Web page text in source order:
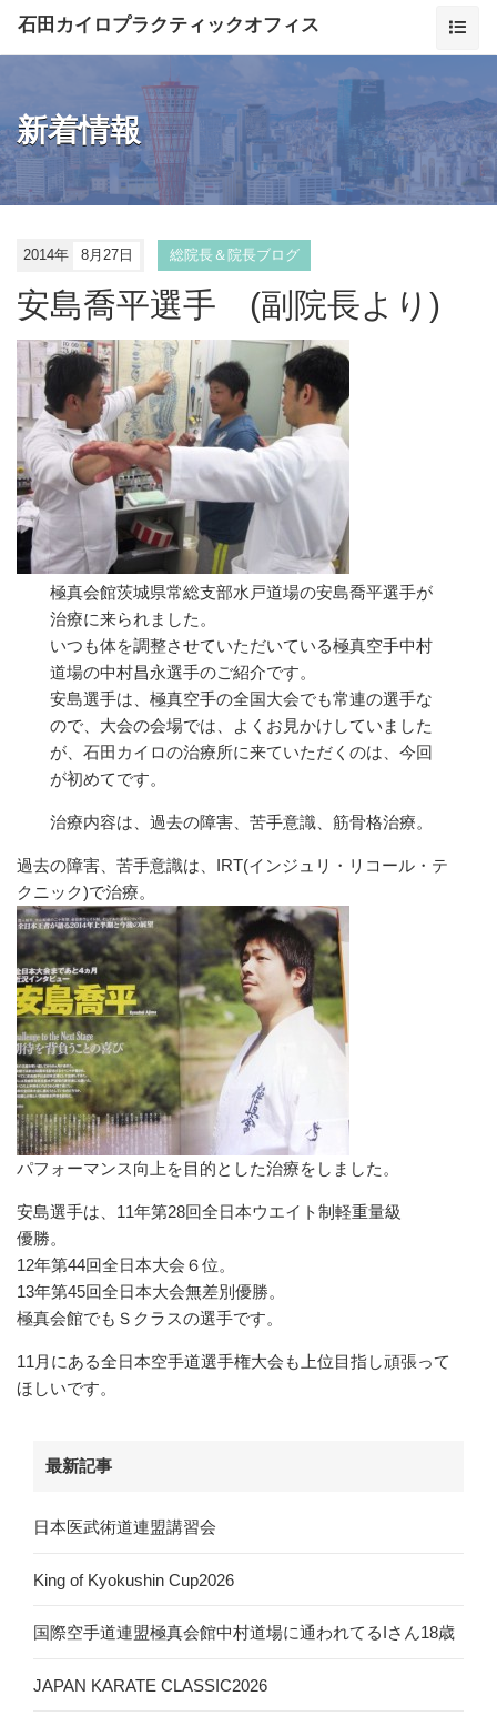
石田カイロプラクティックオフィス
新着情報
2014年 8月27日 総院長＆院長ブログ
安島喬平選手 (副院長より)
極真会館茨城県常総支部水戸道場の安島喬平選手が
治療に来られました。
いつも体を調整させていただいている極真空手中村
道場の中村昌永選手のご紹介です。
安島選手は、極真空手の全国大会でも常連の選手な
ので、大会の会場では、よくお見かけしていました
が、石田カイロの治療所に来ていただくのは、今回
が初めてです。
治療内容は、過去の障害、苦手意識、筋骨格治療。
過去の障害、苦手意識は、IRT(インジュリ・リコール・テ
クニック)で治療。
パフォーマンス向上を目的とした治療をしました。
安島選手は、11年第28回全日本ウエイト制軽重量級
優勝。
12年第44回全日本大会６位。
13年第45回全日本大会無差別優勝。
極真会館でもＳクラスの選手です。
11月にある全日本空手道選手権大会も上位目指し頑張って
ほしいです。
最新記事
日本医武術道連盟講習会
King of Kyokushin Cup2026
国際空手道連盟極真会館中村道場に通われてるIさん18歳
JAPAN KARATE CLASSIC2026